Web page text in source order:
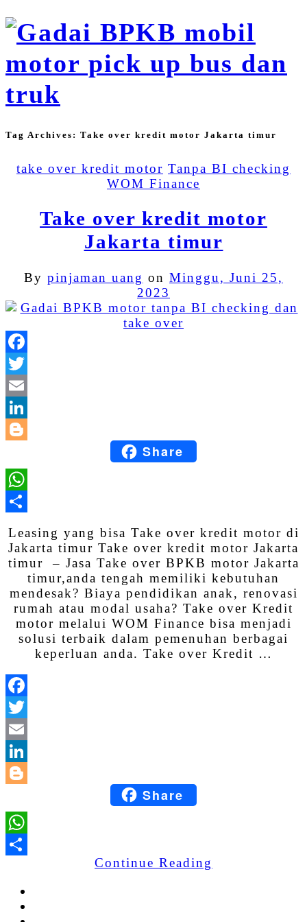
Tag Archives: Take over kredit motor Jakarta timur
take over kredit motor Tanpa BI checking
WOM Finance
Take over kredit motor
Jakarta timur
By pinjaman uang on Minggu, Juni 25,
2023
BloggerShare
Leasing yang bisa Take over kredit motor di
Jakarta timur Take over kredit motor Jakarta
timur – Jasa Take over BPKB motor Jakarta
timur,anda tengah memiliki kebutuhan
mendesak? Biaya pendidikan anak, renovasi
rumah atau modal usaha? Take over Kredit
motor melalui WOM Finance bisa menjadi
solusi terbaik dalam pemenuhan berbagai
keperluan anda. Take over Kredit …
BloggerShare
Share
Continue Reading